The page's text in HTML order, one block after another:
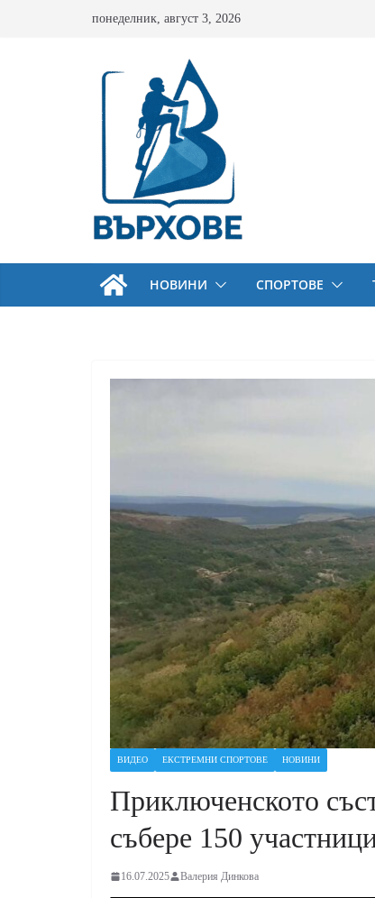
понеделник, август 3, 2026
НОВИНИ СПОРТОВЕ
ВИДЕО ЕКСТРЕМНИ СПОРТОВЕ НОВИНИ
Приключенското
събере 150
16.07.2025 Валерия Динкова